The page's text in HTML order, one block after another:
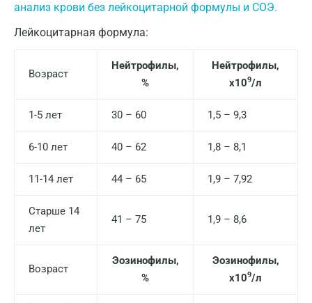
анализ крови без лейкоцитарной формулы и СОЭ.
Лейкоцитарная формула:
Возраст
Нейтрофилы,
%
Нейтрофилы,
х109/л
1-5 лет 30 – 60 1,5 – 9,3
6-10 лет 40 – 62 1,8 – 8,1
11-14 лет 44 – 65 1,9 – 7,92
Старше 14
лет
41 – 75 1,9 – 8,6
Возраст
Эозинофилы,
%
Эозинофилы,
х109/л
Альметьевск
Армавир
Барнаул
Брянск
Великий Новгород